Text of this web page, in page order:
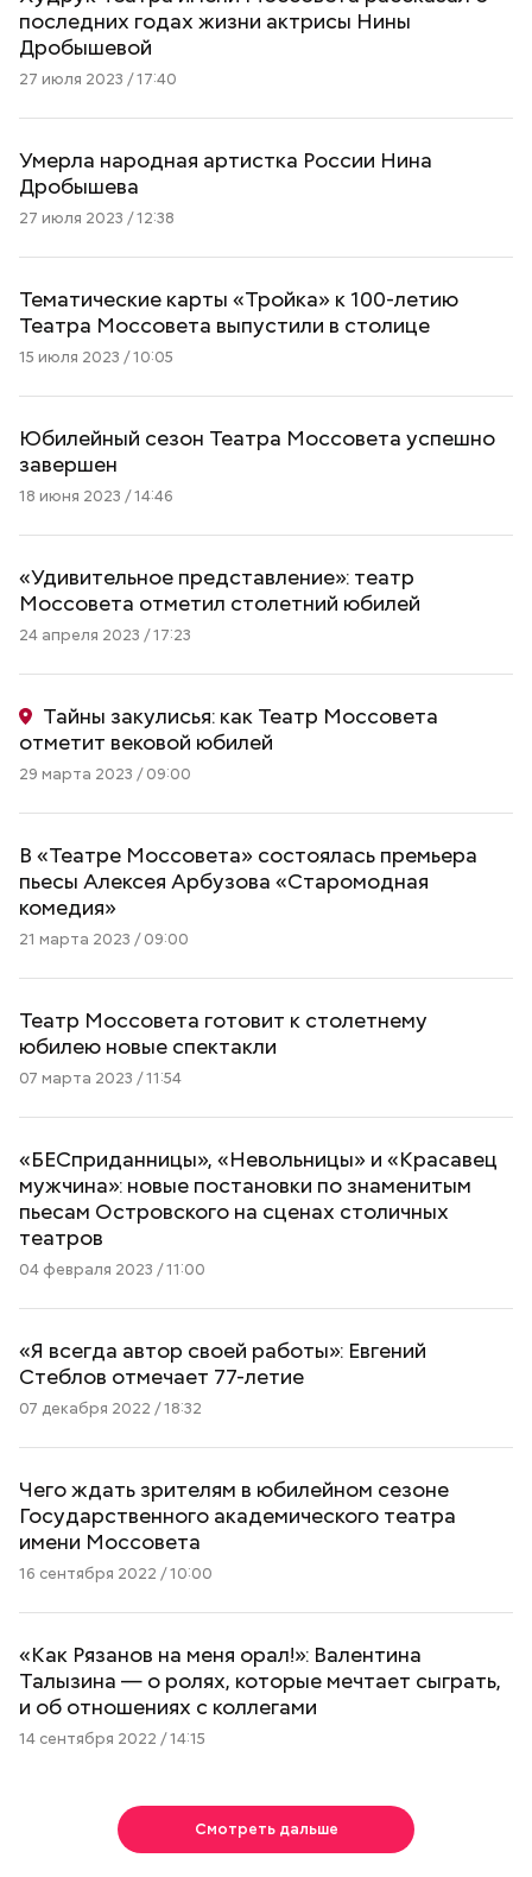
последних годах жизни актрисы Нины
Дробышевой
27 июля 2023 / 17:40
Умерла народная артистка России Нина
Дробышева
27 июля 2023 / 12:38
Тематические карты «Тройка» к 100-летию
Театра Моссовета выпустили в столице
15 июля 2023 / 10:05
Юбилейный сезон Театра Моссовета успешно
завершен
18 июня 2023 / 14:46
«Удивительное представление»: театр
Моссовета отметил столетний юбилей
24 апреля 2023 / 17:23
Тайны закулисья: как Театр Моссовета
отметит вековой юбилей
29 марта 2023 / 09:00
В «Театре Моссовета» состоялась премьера
пьесы Алексея Арбузова «Старомодная
комедия»
21 марта 2023 / 09:00
Театр Моссовета готовит к столетнему
юбилею новые спектакли
07 марта 2023 / 11:54
«БЕСприданницы», «Невольницы» и «Красавец
мужчина»: новые постановки по знаменитым
пьесам Островского на сценах столичных
театров
04 февраля 2023 / 11:00
«Я всегда автор своей работы»: Евгений
Стеблов отмечает 77-летие
07 декабря 2022 / 18:32
Чего ждать зрителям в юбилейном сезоне
Государственного академического театра
имени Моссовета
16 сентября 2022 / 10:00
«Как Рязанов на меня орал!»: Валентина
Талызина — о ролях, которые мечтает сыграть,
и об отношениях с коллегами
14 сентября 2022 / 14:15
Смотреть дальше